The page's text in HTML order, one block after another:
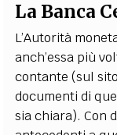
La Banca
L’Autorità
anch’essa più
contante (sul
documenti di
sia chiara). Con